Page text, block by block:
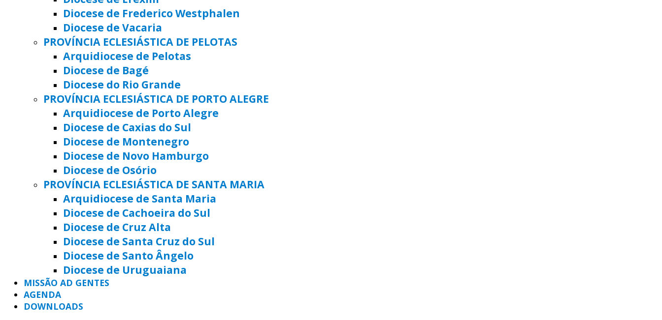
Diocese de Frederico Westphalen
Diocese de Vacaria
PROVÍNCIA ECLESIÁSTICA DE PELOTAS
Arquidiocese de Pelotas
Diocese de Bagé
Diocese do Rio Grande
PROVÍNCIA ECLESIÁSTICA DE PORTO ALEGRE
Arquidiocese de Porto Alegre
Diocese de Caxias do Sul
Diocese de Montenegro
Diocese de Novo Hamburgo
Diocese de Osório
PROVÍNCIA ECLESIÁSTICA DE SANTA MARIA
Arquidiocese de Santa Maria
Diocese de Cachoeira do Sul
Diocese de Cruz Alta
Diocese de Santa Cruz do Sul
Diocese de Santo Ângelo
Diocese de Uruguaiana
MISSÃO AD GENTES
AGENDA
DOWNLOADS